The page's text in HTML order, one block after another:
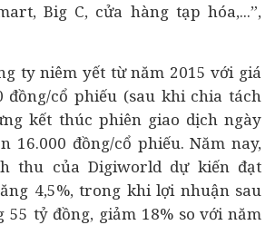
Big C, cửa hàng tạp hóa,...”,
ty niêm yết từ năm 2015 với giá
đồng/cổ phiếu (sau khi chia tách
kết thúc phiên giao dịch ngày
16.000 đồng/cổ phiếu. Năm nay,
thu của Digiworld dự kiến đạt
4,5%, trong khi lợi nhuận sau
55 tỷ đồng, giảm 18% so với năm